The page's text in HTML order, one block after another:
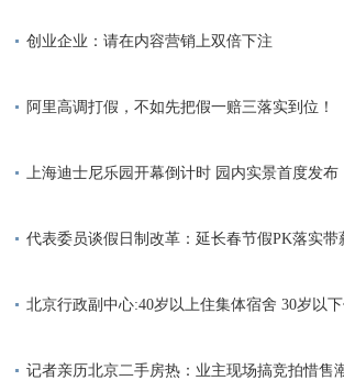
创业企业：请在内容营销上双倍下注
阿里高调打假，不如先把假一赔三落实到位！
上海迪士尼乐园开幕倒计时 园内实景首度发布
代表委员谈假日制改革：延长春节假PK落实带
北京行政副中心:40岁以上住集体宿舍 30岁以
记者亲历北京二手房热：业主现场搞竞拍惜售